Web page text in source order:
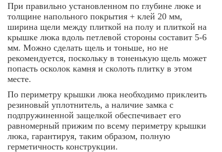
При правильно установленном по глубине люке и
толщине напольного покрытия + клей 20 мм,
ширина щели между плиткой на полу и плиткой на
крышке люка вдоль петлевой стороны составит 5-6
мм. Можно сделать щель и тоньше, но не
рекомендуется, поскольку в тоненькую щель может
попасть осколок камня и сколоть плитку в этом
месте.
По периметру крышки люка необходимо приклеить
резиновый уплотнитель, а наличие замка с
подпружиненной защелкой обеспечивает его
равномерный прижим по всему периметру крышки
люка, гарантируя, таким образом, полную
герметичность конструкции.